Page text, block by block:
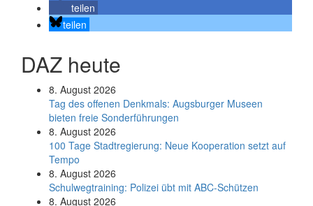
teilen
teilen
DAZ heute
8. August 2026
Tag des offenen Denkmals: Augsburger Museen
bieten freie Sonderführungen
8. August 2026
100 Tage Stadtregierung: Neue Kooperation setzt auf
Tempo
8. August 2026
Schul­weg­trai­ning: Poli­zei übt mit ABC-Schüt­zen
8. August 2026